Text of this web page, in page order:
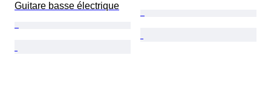
Guitare basse électrique